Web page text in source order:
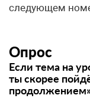
следующем
Опрос
Если тема на
ты скорее